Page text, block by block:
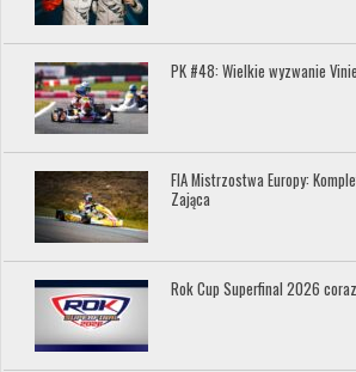
PK #48: Wielkie wyzwanie
FIA Mistrzostwa Europy:
Zająca
Rok Cup Superfinal 2026